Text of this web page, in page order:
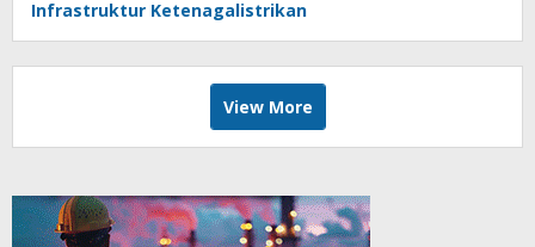
Infrastruktur Ketenagalistrikan
View More